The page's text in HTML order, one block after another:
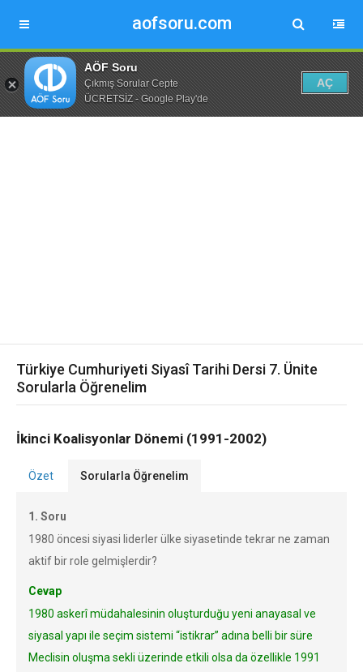
aofsoru.com
AÖF Soru
Çıkmış Sorular Cepte
ÜCRETSİZ - Google Play'de
AÇ
Türkiye Cumhuriyeti Siyasî Tarihi Dersi 7. Ünite
Sorularla Öğrenelim
İkinci Koalisyonlar Dönemi (1991-2002)
Özet Sorularla Öğrenelim
1. Soru
1980 öncesi siyasi liderler ülke siyasetinde tekrar ne zaman
aktif bir role gelmişlerdir?
Cevap
1980 askerî müdahalesinin oluşturduğu yeni anayasal ve
siyasal yapı ile seçim sistemi “istikrar” adına belli bir süre
Meclisin oluşma sekli üzerinde etkili olsa da özellikle 1991